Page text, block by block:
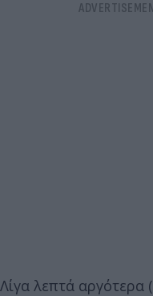
Λίγα λεπτά αργότερα (